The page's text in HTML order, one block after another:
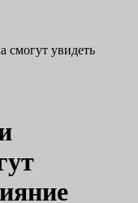
смогут увидеть